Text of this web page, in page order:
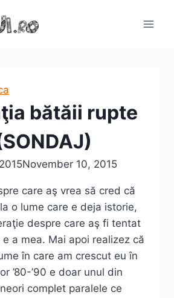
bătăii rupte
November 10, 2015
care aş vrea să cred că
o lume care e deja istorie,
despre care aş fi tentat
a mea. Mai apoi realizez că
în care am crescut eu în
’80-’90 e doar unul din
complet paralele ce